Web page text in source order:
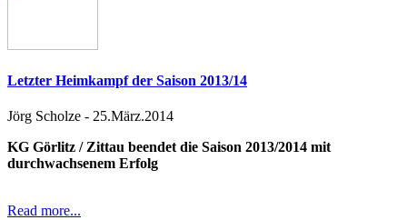
Letzter Heimkampf der Saison 2013/14
Jörg Scholze - 25.März.2014
KG Görlitz / Zittau beendet die Saison 2013/2014 mit
durchwachsenem Erfolg
Read more...